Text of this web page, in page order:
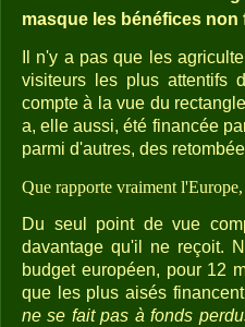
masque les bénéfices
Il n'y a pas que les
visiteurs les plus attentifs
compte à la vue du
a, elle aussi, été financée
parmi d'autres, des
Que rapporte vraiment
Du seul point de vue
davantage qu'il ne reçoit.
budget européen, pour 12
que les plus aisés
ne se fait pas à fonds